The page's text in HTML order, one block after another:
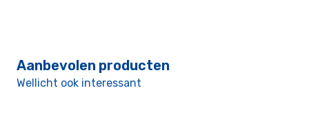
Aanbevolen producten
Wellicht ook interessant